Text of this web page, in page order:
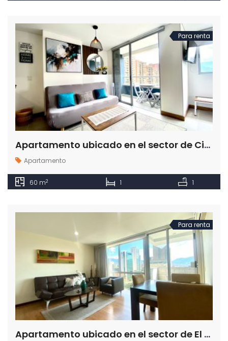
Para renta
Apartamento ubicado en el sector de Ciudad del Rio en Medellín para rentar
Apartamento
60 m2 1 1
Para renta
Apartamento ubicado en el sector de El Poblado en la ciudad de Medellín